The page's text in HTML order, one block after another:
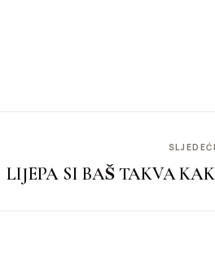
LIJEPA SI BAŠ TAKVA